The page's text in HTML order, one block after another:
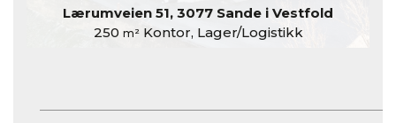
Lærumveien 51, 3077 Sande i Vestfold
250 m²Kontor, Lager/Logistikk